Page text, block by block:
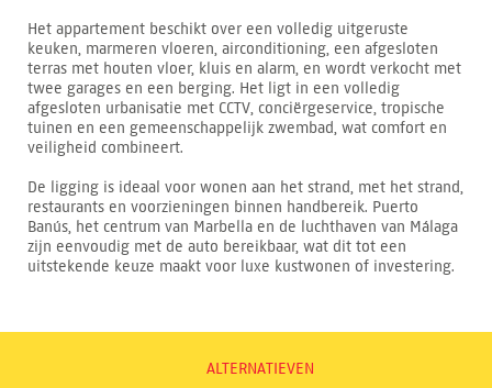
Het appartement beschikt over een volledig uitgeruste
keuken, marmeren vloeren, airconditioning, een afgesloten
terras met houten vloer, kluis en alarm, en wordt verkocht met
twee garages en een berging. Het ligt in een volledig
afgesloten urbanisatie met CCTV, conciërgeservice, tropische
tuinen en een gemeenschappelijk zwembad, wat comfort en
veiligheid combineert.
De ligging is ideaal voor wonen aan het strand, met het strand,
restaurants en voorzieningen binnen handbereik. Puerto
Banús, het centrum van Marbella en de luchthaven van Málaga
zijn eenvoudig met de auto bereikbaar, wat dit tot een
uitstekende keuze maakt voor luxe kustwonen of investering.
ALTERNATIEVEN